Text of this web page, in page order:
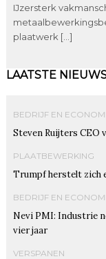
IJzersterk
plaatwerk […]
LAATSTE
BEDRIJF EN
Steven Ruijters CEO
PLAATBEWERKING
Trumpf herstelt zich
BEDRIJF EN
Nevi PMI: Industrie
vier jaar
VERSPANEN